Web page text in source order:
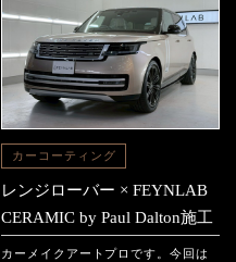
カーコーティング
レンジローバー × FEYNLAB
CERAMIC by Paul Dalton施工
カーメイクアートプロです。今回は